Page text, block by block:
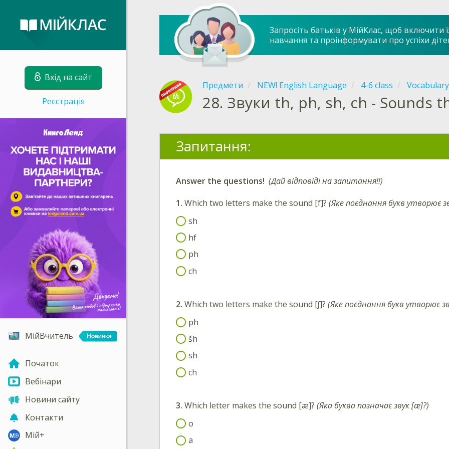
Вхід на сайт
Реєстрація
МійВчитель
Початок
Вебінари
Новини сайту
Контакти
Мій+
Запросіть батьків у МійКлас, щоб включити
навчання та проінформувати про успіхи
Предмети NEW! English Language 4-6 class Vocabulary
28. Звуки th, ph, sh, ch - Sounds
Запитання:
Answer the questions! (Дай відповіді на запитання!!)
1. Which two letters make the sound [f]? (Яке поєднання букв утворює
sh
hf
ph
ch
2. Which two letters make the sound [ʃ]? (Яке поєднання букв утворює
ph
šh
sh
ch
3. Which letter makes the sound [æ]? (Яка буква позначає звук [æ]?)
o
a